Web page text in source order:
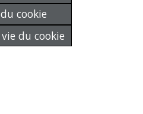
cookie
du cookie